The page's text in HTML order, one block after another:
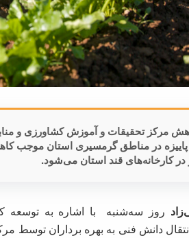
مرکز تحقیقات و آموزش کشاورزی و
در کارخانه‌های قند استان می‌شود.
روز سه‌شنبه با اشاره به توسعه
دانش فنی به بهره برداران